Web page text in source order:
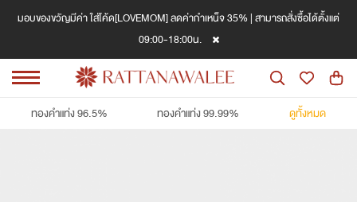
มอบของขวัญมีค่า ใส่โค้ด[LOVEMOM] ลดค่ากำเหน็จ 35% | สามารถสั่งซื้อได้ตั้งแต่
09:00-18:00น.
ทองคำแท่ง 96.5% ทองคำแท่ง 99.99% ดูทั้งหมด